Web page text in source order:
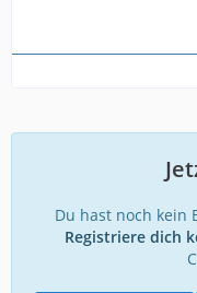
Du hast noch kein
Registriere dich